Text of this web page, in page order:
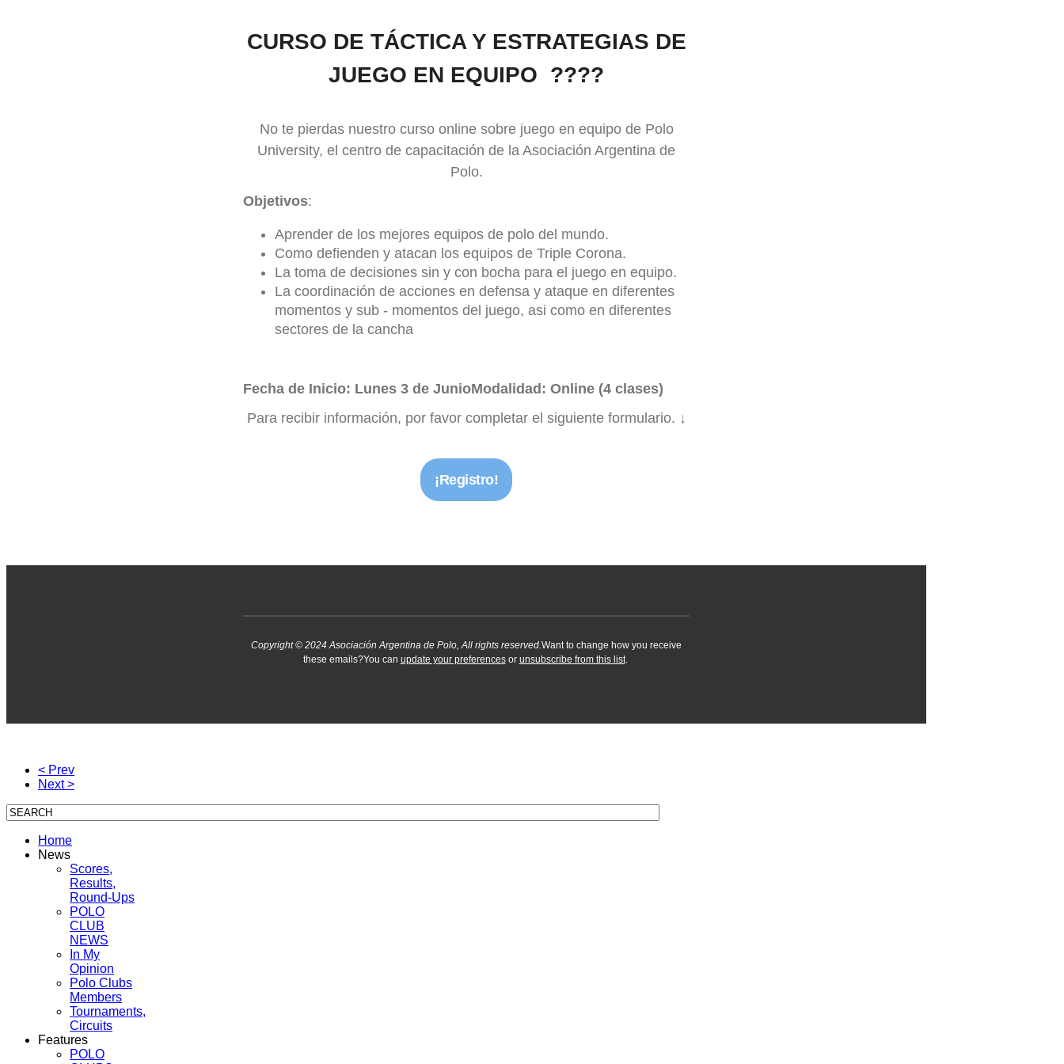
CURSO DE TÁCTICA Y ESTRATEGIAS DE
JUEGO EN EQUIPO ????
No te pierdas nuestro curso online sobre juego en equipo de Polo
University, el centro de capacitación de la Asociación Argentina de
Polo.
Objetivos:
Aprender de los mejores equipos de polo del mundo.
Como defienden y atacan los equipos de Triple Corona.
La toma de decisiones sin y con bocha para el juego en equipo.
La coordinación de acciones en defensa y ataque en diferentes
momentos y sub - momentos del juego, asi como en diferentes
sectores de la cancha
Fecha de Inicio: Lunes 3 de JunioModalidad: Online (4 clases)
Para recibir información, por favor completar el siguiente formulario. ↓
¡Registro!
Copyright © 2024 Asociación Argentina de Polo, All rights reserved. Want to change how you receive
these emails?You can update your preferencesor unsubscribe from this list.
< Prev
Next >
Home
News
Scores,
Results,
Round-Ups
POLO
CLUB
NEWS
In My
Opinion
Polo Clubs
Members
Tournaments,
Circuits
Features
POLO